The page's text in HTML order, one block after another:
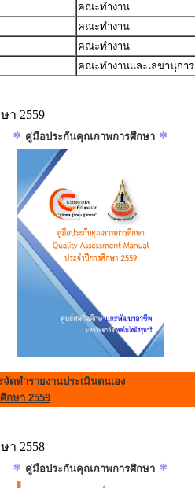
คณะทำงาน
คณะทำงาน
คณะทำงาน
คณะทำงานและเลขานุการ
า 2559
คู่มือประกันคุณภาพการศึกษา
ดทำรายงานประเมินตนเอง
กษา 2559
า 2558
คู่มือประกันคุณภาพการศึกษา